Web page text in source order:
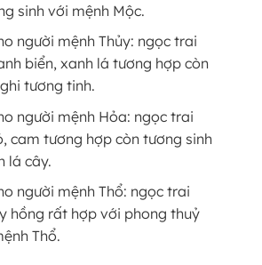
sinh với mệnh Mộc.
người mệnh Thủy: ngọc trai
biển, xanh lá tương hợp còn
tương tinh.
người mệnh Hỏa: ngọc trai
cam tương hợp còn tương sinh
lá cây.
người mệnh Thổ: ngọc trai
hồng rất hợp với phong thuỷ
Thổ.